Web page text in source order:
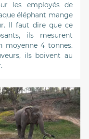
les employés de
éléphant mange
Il faut dire que ce
ils mesurent
moyenne 4 tonnes.
ils boivent au